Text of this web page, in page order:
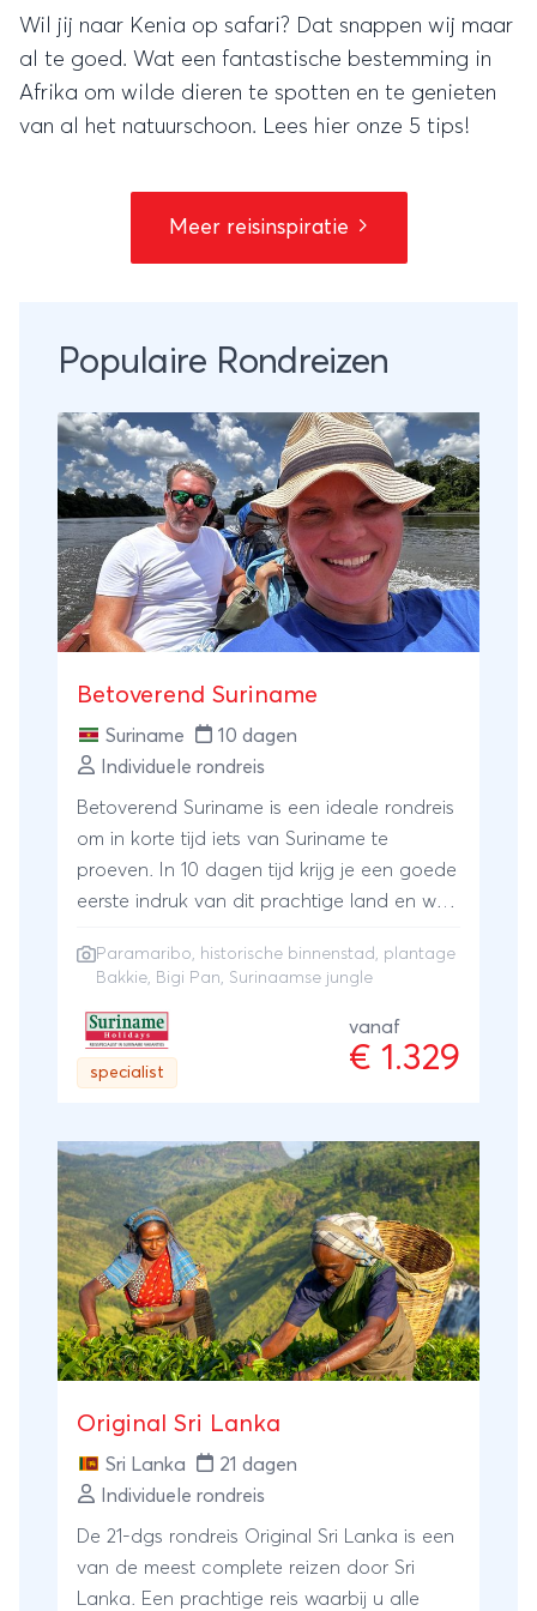
Wil jij naar Kenia op safari? Dat snappen wij maar
al te goed. Wat een fantastische bestemming in
Afrika om wilde dieren te spotten en te genieten
van al het natuurschoon. Lees hier onze 5 tips!
Meer reisinspiratie
Populaire Rondreizen
Betoverend Suriname
Suriname
10 dagen
Individuele rondreis
Betoverend Suriname is een ideale rondreis
om in korte tijd iets van Suriname te
proeven. In 10 dagen tijd krijg je een goede
eerste indruk van dit prachtige land en we
Suriname smaakt naar meer! Start met een
onderkomen in Paramaribo en een
rondleiding door de historische binnenstad.
Duik in de geschiedenisles tijdens het
prachtige natuur van Bigi Pan. En neem
een kijkje in de Surinaamse jungle.
Paramaribo , historische binnenstad, plantage
Bakkie, Bigi Pan, Surinaamse jungle
specialist
vanaf
€ 1.329
Original Sri Lanka
Sri Lanka
21 dagen
Individuele rondreis
De 21-dgs rondreis Original Sri Lanka is een
van de meest complete reizen door Sri
Lanka. Een prachtige reis waarbij u alle